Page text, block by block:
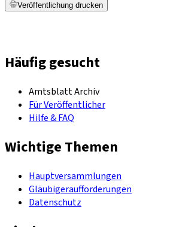
Veröffentlichung drucken
Häufig gesucht
Amtsblatt Archiv
Für Veröffentlicher
Hilfe & FAQ
Wichtige Themen
Hauptversammlungen
Gläubigeraufforderungen
Datenschutz